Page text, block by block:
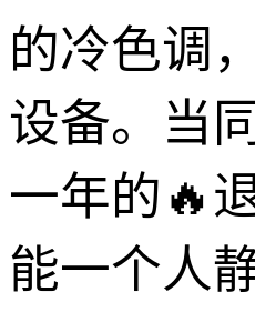
的冷色调
设备。当
一年的🔥
能一个人